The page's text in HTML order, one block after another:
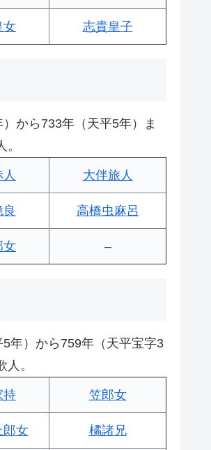
女 志貴皇子
から733年（天平5年）ま
大伴旅人
高橋虫麻呂
女 –
5年）から759年（天平宝字3
。
持 笠郎女
郎女 橘諸兄